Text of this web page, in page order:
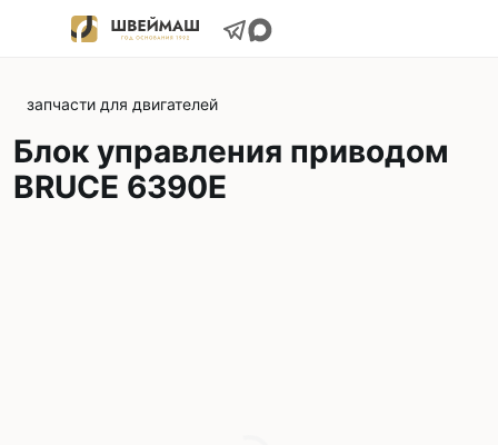
запчасти для двигателей
Блок управления приводом
BRUCE 6390E